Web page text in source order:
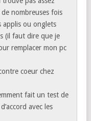
dès qu’elle était
correspondait
(tablette sous
prix abordable,
entre les mains
trouvé pas assez
nombreuses fois